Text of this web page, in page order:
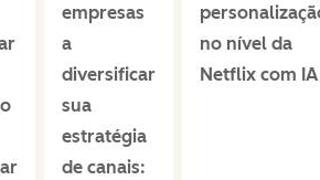
empresas
a
diversificar
sua
estratégia
de canais:
no nível da
Netflix com IA